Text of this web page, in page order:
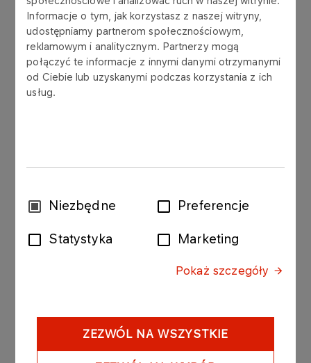
Informacje o tym, jak korzystasz z naszej witryny,
udostępniamy partnerom społecznościowym,
reklamowym i analitycznym. Partnerzy mogą
połączyć te informacje z innymi danymi otrzymanymi
od Ciebie lub uzyskanymi podczas korzystania z ich
usług.
WybórNiezbędne Preferencje
Statystyka Marketing
Pokaż szczegóły
ZEZWÓL NA WSZYSTKIE
Nawiązując do raportu bieżącego nr 31/2018 z
dnia 31.10.2018 roku, Zarząd Grupy LOTOS S.A.
(„Emitenta”) informuje o podpisaniu w dniu 4
grudnia 2018 roku przez spółkę zależną Emitenta,
LOTOS Asfalt Sp. z o.o. oraz KT - Kinetics
przedmiotowego aneksu zostało poprzedzone
wszystkich niezbędnych zgód i zezwoleń, w tym
uprzednio uzgodnionej z KT, opisanej co do
istotnych elementów w raporcie bieżącym nr
31/2018.